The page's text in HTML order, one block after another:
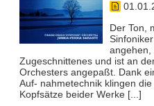
Der Ton,
angehen,
Zugeschnittenes und ist an
Orchesters angepaßt. Dank
Auf- nahmetechnik klingen
Kopfsätze beider Werke [...]